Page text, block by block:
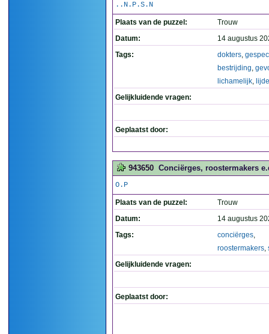
..N.P.S.N
Plaats van de puzzel:
Trouw
Datum:
14 augustus
Tags:
dokters,
bestrijding,
lichamelijk,
Gelijkluidende vragen:
Geplaatst door:
943650 Conciërges, roostermakers
O.P
Plaats van de puzzel:
Trouw
Datum:
14 augustus
Tags:
conciërges,
roostermakers,
Gelijkluidende vragen:
Geplaatst door: